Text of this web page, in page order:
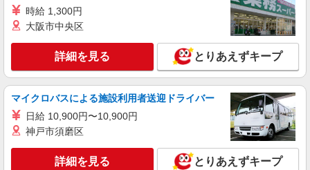
キープ 詳細を見る
株式会社kotrio /●SW-S-2096718
定員で即終了！時給2400円〜★ひばりケ丘駅
＊高級老人ホームの看護師
時給2400円〜＜交通費全額支給(ガソリン代含
む)＞
キープ 詳細を見る
時給 1,300円
大阪市中央区
詳細を見る とりあえずキープ
マイクロバスによる施設利用者送迎ドライバー
日給 10,900円〜10,900円
神戸市須磨区
詳細を見る とりあえずキープ